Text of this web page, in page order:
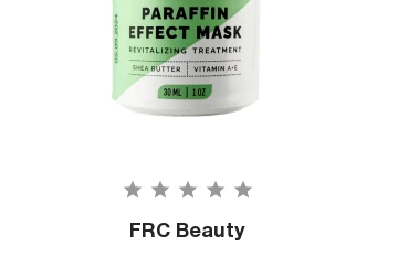
FRC Beauty